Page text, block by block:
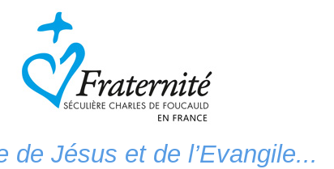
de Jésus et de l’Evangile...